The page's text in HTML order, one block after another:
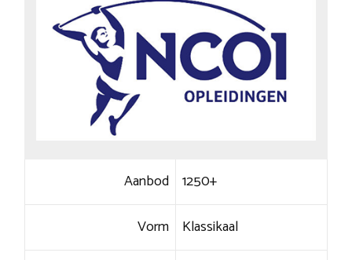
Aanbod 1250+
Vorm Klassikaal